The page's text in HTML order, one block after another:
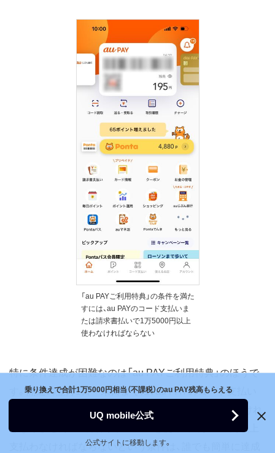
「au PAYご利用特典」の条件を満た
すには、au PAYのコード支払いま
たは請求書払いで1万5000円以上
使わなければならない
特に条件達成が困難なのは「au PAYご利用特典」のほうで
す。開通の翌月1日〜末日までに、au PAYのコード支払い
または請求書払いを利用して1万5000円以上決済しなけれ
ばなりません。1カ月間でau PAYを使って1万5000円以上
支払わなければならないという条件は、誰でも簡単に達成
乗り換えで合計1万5000円相当（不課税）のau PAY残高もらえる
UQ mobile公式
公式サイトに移動します。